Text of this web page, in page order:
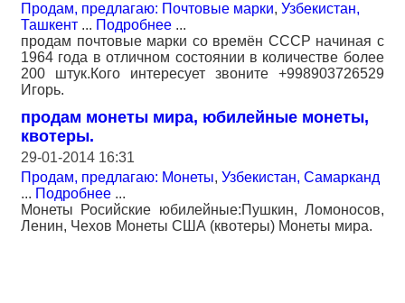
Продам, предлагаю: Почтовые марки, Узбекистан,
Ташкент ... Подробнее ...
продам почтовые марки со времён СССР начиная с
1964 года в отличном состоянии в количестве более
200 штук.Кого интересует звоните +998903726529
Игорь.
продам монеты мира, юбилейные монеты,
квотеры.
29-01-2014 16:31
Продам, предлагаю: Монеты, Узбекистан, Самарканд
... Подробнее ...
Монеты Росийские юбилейные:Пушкин, Ломоносов,
Ленин, Чехов Монеты США (квотеры) Монеты мира.